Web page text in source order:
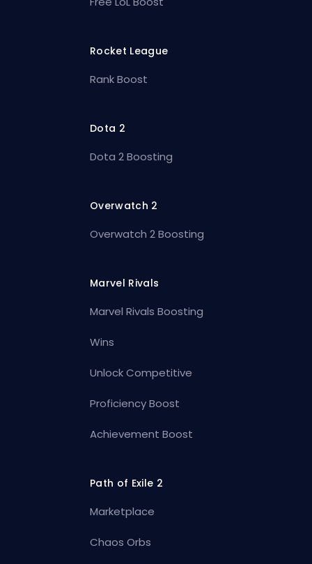
Rocket League
Rank Boost
Dota 2
Dota 2 Boosting
Overwatch 2
Overwatch 2 Boosting
Marvel Rivals
Marvel Rivals Boosting
Wins
Unlock Competitive
Proficiency Boost
Achievement Boost
Path of Exile 2
Marketplace
Chaos Orbs